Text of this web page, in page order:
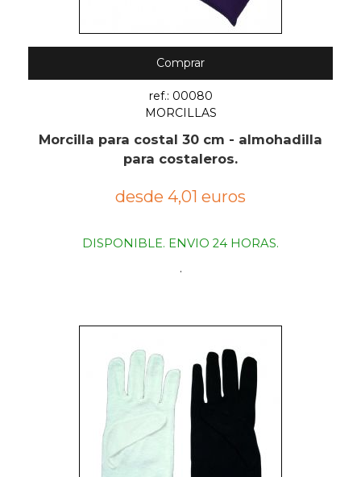
Comprar
ref.: 00080
MORCILLAS
Morcilla para costal 30 cm - almohadilla
para costaleros.
desde 4,01 euros
DISPONIBLE. ENVIO 24 HORAS.
.